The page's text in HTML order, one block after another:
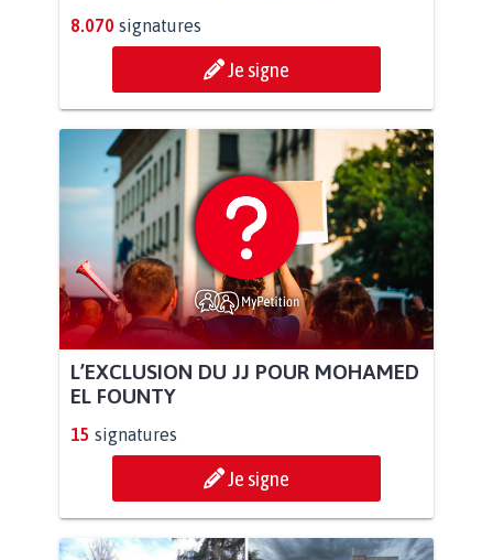
8.070 signatures
Je signe
L’EXCLUSION DU JJ POUR MOHAMED
EL FOUNTY
15 signatures
Je signe